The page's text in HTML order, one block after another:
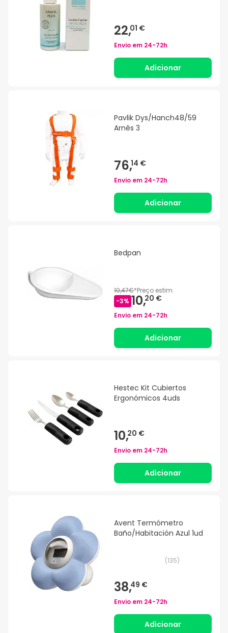
22,01 €
Envio em 24-72h
Adicionar
Pavlik Dys/Hanch48/59
Arnês 3
76,14 €
Envio em 24-72h
Adicionar
Bedpan
10,47€*Preço estim.
-3% 10,20 €
Envio em 24-72h
Adicionar
Hestec Kit Cubiertos
Ergonómicos 4uds
10,20 €
Envio em 24-72h
Adicionar
Avent Termómetro
Baño/Habitación Azul 1ud
(135)
38,49 €
Envio em 24-72h
Adicionar